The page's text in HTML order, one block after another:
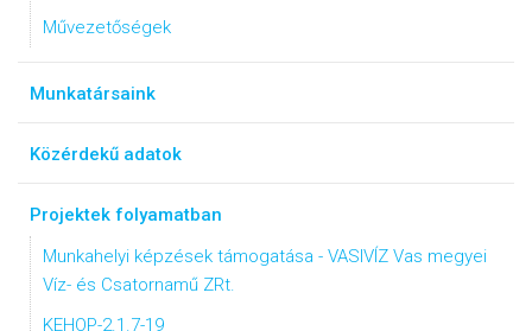
Művezetőségek
Munkatársaink
Közérdekű adatok
Projektek folyamatban
Munkahelyi képzések támogatása - VASIVÍZ Vas megyei
Víz- és Csatornamű ZRt.
KEHOP-2.1.7-19